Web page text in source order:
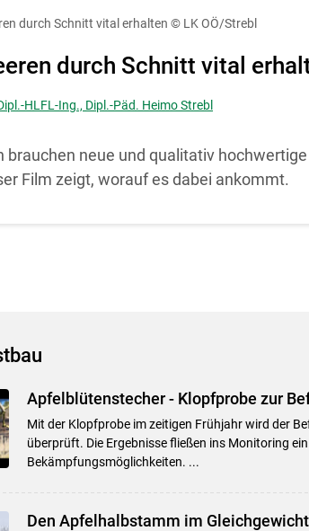
durch Schnitt vital erhalten © LK OÖ/Strebl
durch Schnitt vital
HLFL-Ing., Dipl.-Päd. Heimo Strebl
brauchen neue und qualitativ
Film zeigt, worauf es dabei ankommt.
Apfelblütenstecher - Klopfprobe zur
Mit der Klopfprobe im zeitigen Frühjahr wird der
überprüft. Die Ergebnisse fließen ins Monitoring
Bekämpfungsmöglichkeiten. ...
Den Apfelhalbstamm im